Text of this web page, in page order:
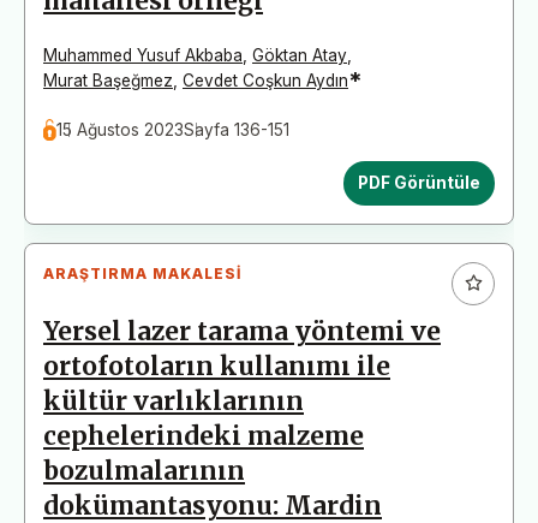
Muhammed Yusuf Akbaba Göktan Atay
Murat Başeğmez Cevdet Coşkun Aydın*
15 Ağustos 2023Sayfa 136-151
PDF Görüntüle
ARAŞTIRMA MAKALESI
Yersel lazer tarama yöntemi ve
ortofotoların kullanımı ile
kültür varlıklarının
cephelerindeki malzeme
bozulmalarının
dokümantasyonu: Mardin